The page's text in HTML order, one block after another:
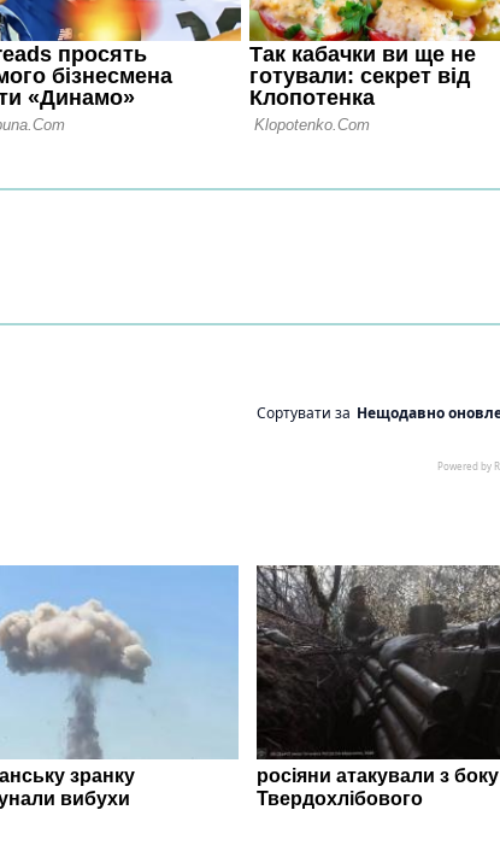
зранку
вибухи
росіяни атакували з боку
Твердохлібового